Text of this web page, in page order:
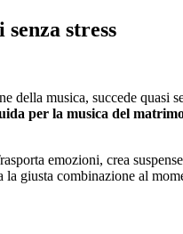
stress
della musica, succede quasi
per la musica del
emozioni, crea
giusta combinazione al